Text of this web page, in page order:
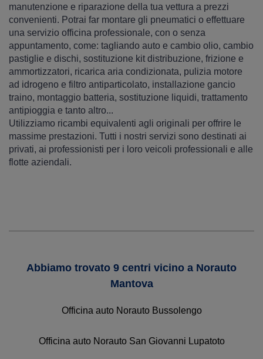
manutenzione e riparazione della tua vettura a prezzi
convenienti. Potrai far montare gli pneumatici o effettuare
una servizio officina professionale, con o senza
appuntamento, come: tagliando auto e cambio olio, cambio
pastiglie e dischi, sostituzione kit distribuzione, frizione e
ammortizzatori, ricarica aria condizionata, pulizia motore
ad idrogeno e filtro antiparticolato, installazione gancio
traino, montaggio batteria, sostituzione liquidi, trattamento
antipioggia e tanto altro...
Utilizziamo ricambi equivalenti agli originali per offrire le
massime prestazioni. Tutti i nostri servizi sono destinati ai
privati, ai professionisti per i loro veicoli professionali e alle
flotte aziendali.
Abbiamo trovato 9 centri vicino a Norauto
Mantova
Officina auto Norauto Bussolengo
Officina auto Norauto San Giovanni Lupatoto